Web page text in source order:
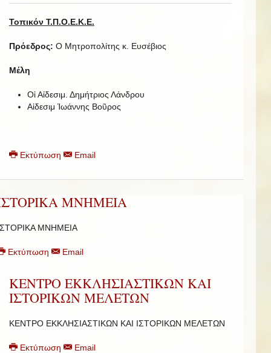
Τοπικόν Τ.Π.Ο.Ε.Κ.Ε.
Πρόεδρος: Ο Μητροπολίτης κ. Ευσέβιος
Μέλη
Οἱ Αἰδεσιμ. Δημήτριος Λάνδρου
Αἰδεσιμ Ἰωάννης Βοῦρος
Εκτύπωση Email
ΜΝΗΜΕΙΑ
ΜΝΗΜΕΙΑ
Εκτύπωση Email
ΚΕΝΤΡΟ ΕΚΚΛΗΣΙΑΣΤΙΚΩΝ ΚΑΙ
ΙΣΤΟΡΙΚΩΝ ΜΕΛΕΤΩΝ
ΚΕΝΤΡΟ ΕΚΚΛΗΣΙΑΣΤΙΚΩΝ ΚΑΙ ΙΣΤΟΡΙΚΩΝ ΜΕΛΕΤΩΝ
Εκτύπωση Email